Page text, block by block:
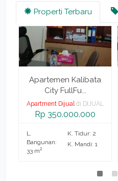
Properti Terbaru
Apartemen Kalibata
City FullFu...
Apartment Dijual di DIJUAL
Rp 350.000.000
L.
Bangunan:
33 m2
K. Tidur: 2
K. Mandi: 1